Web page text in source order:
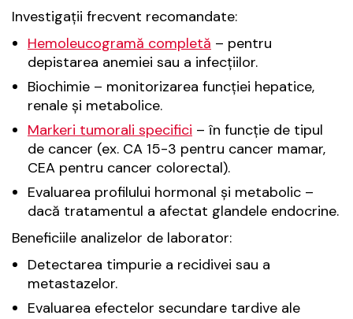
Investigații frecvent recomandate:
Hemoleucogramă completă – pentru
depistarea anemiei sau a infecțiilor.
Biochimie – monitorizarea funcției hepatice,
renale și metabolice.
Markeri tumorali specifici – în funcție de tipul
de cancer (ex. CA 15-3 pentru cancer mamar,
CEA pentru cancer colorectal).
Evaluarea profilului hormonal și metabolic –
dacă tratamentul a afectat glandele endocrine.
Beneficiile analizelor de laborator:
Detectarea timpurie a recidivei sau a
metastazelor.
Evaluarea efectelor secundare tardive ale